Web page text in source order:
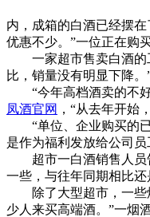
内，成箱的白酒已经摆
优惠不少。”一位正在购
一家超市售卖白酒的工
比，销量没有明显下降。
“今年高档酒卖的不好
凤酒官网 ，“从去年开始
“单位、企业购买的已
是作为福利发放给公司
超市一白酒销售人员告
一些，与往年同期相比
除了大型超市，一些烟
少人来买高端酒。”一烟